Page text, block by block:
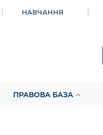
НАВЧАННЯ
ПРАВОВА БАЗА